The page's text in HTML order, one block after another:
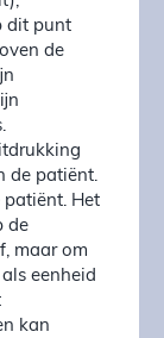
dit punt
de
de patiënt.
patiënt. Het
de
maar om
eenheid
kan